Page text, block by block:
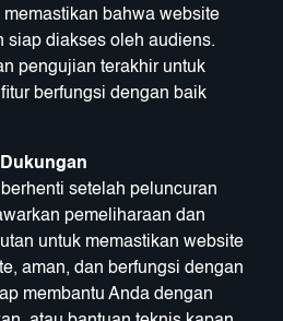
bahwa website
siap diakses oleh audiens.
pengujian terakhir untuk
berfungsi dengan baik
setelah peluncuran
pemeliharaan dan
untuk memastikan website
aman, dan berfungsi dengan
membantu Anda dengan